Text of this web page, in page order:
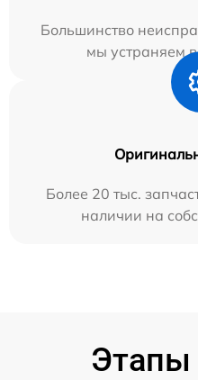
Большинство
мы устраняем
Более 20 тыс.
наличии на
Этапы